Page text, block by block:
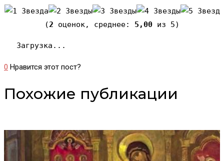
(2 оценок, среднее: 5,00 из 5)
Загрузка...
0 Нравится этот пост?
Похожие публикации